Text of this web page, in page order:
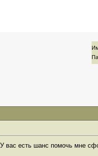
вас есть шанс помочь мне